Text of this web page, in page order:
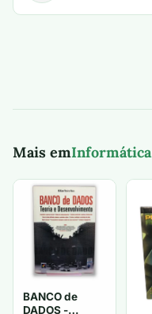
Mais emInformática
BANCO de
DADOS -